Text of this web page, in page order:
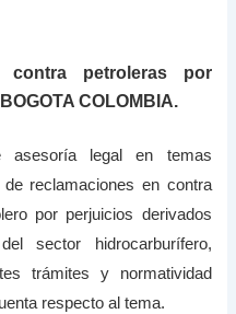
contra petroleras por
COLOMBIA.
legal en temas
reclamaciones en contra
por perjuicios derivados
sector hidrocarburífero,
trámites y normatividad
respecto al tema.